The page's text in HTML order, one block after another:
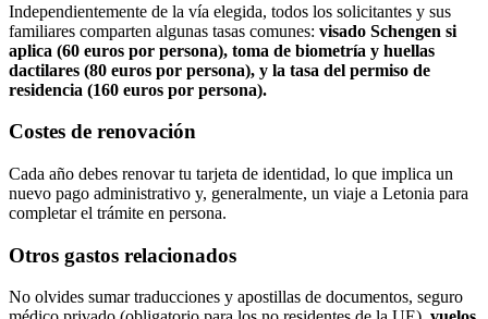
Independientemente de la vía elegida, todos los solicitantes y sus
familiares comparten algunas tasas comunes: visado Schengen si
aplica (60 euros por persona), toma de biometría y huellas
dactilares (80 euros por persona), y la tasa del permiso de
residencia (160 euros por persona).
Costes de renovación
Cada año debes renovar tu tarjeta de identidad, lo que implica un
nuevo pago administrativo y, generalmente, un viaje a Letonia para
completar el trámite en persona.
Otros gastos relacionados
No olvides sumar traducciones y apostillas de documentos, seguro